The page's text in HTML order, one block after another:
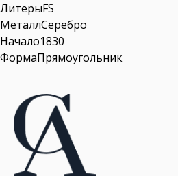
ЛитерыFS
МеталлСеребро
Начало1830
ФормаПрямоугольник